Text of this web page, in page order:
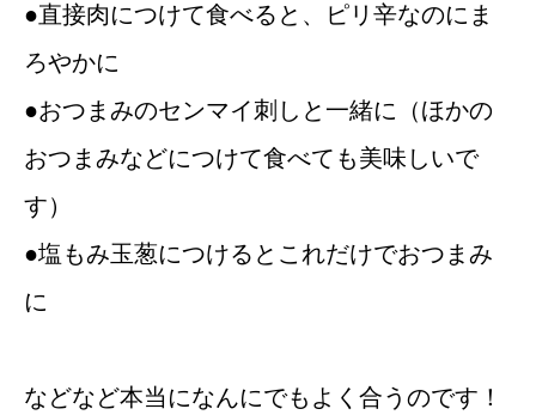
●直接肉につけて食べると、ピリ辛なのにま
ろやかに
●おつまみのセンマイ刺しと一緒に（ほかの
おつまみなどにつけて食べても美味しいで
す）
●塩もみ玉葱につけるとこれだけでおつまみ
に
などなど本当になんにでもよく合うのです！